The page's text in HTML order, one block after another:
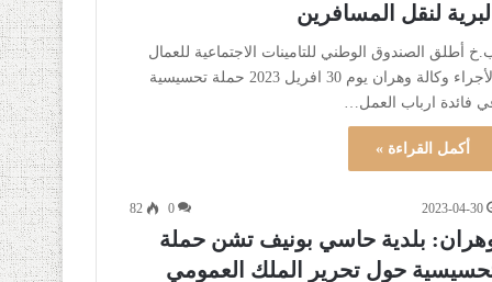
البرية لنقل المسافرين
أطلق الصندوق الوطني للتامينات الاجتماعية للعمال
الأجراء وكالة وهران يوم 30 افريل 2023 حملة تحسيسية
فائدة ارباب العمل…
أكمل القراءة »
2023-04-30
0
82
بلدية حاسي بونيف تشن حملة
حول تحرير الملك العمومي